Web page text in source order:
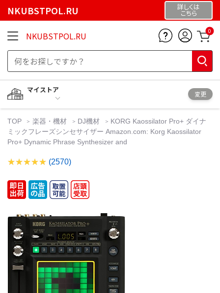
NKUBSTPOL.RU 詳しくは
こちら
NKUBSTPOL.RU 0
マイストア
変更
TOP 楽器・機材 DJ機材
KORG Kaossilator Pro+ ダイナ
ミックフレーズシンセサイザー Amazon.com: Korg Kaossilator
Pro+ Dynamic Phrase Synthesizer and
(2570)